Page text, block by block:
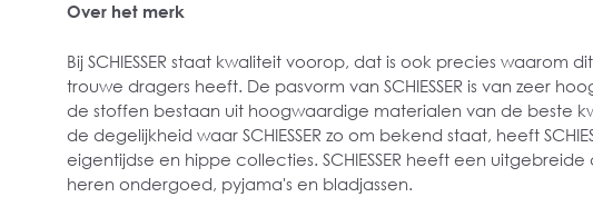
Over het merk
Bij SCHIESSER staat kwaliteit voorop, dat is ook precies waarom
trouwe dragers heeft. De pasvorm van SCHIESSER is van zeer
de stoffen bestaan uit hoogwaardige materialen van de beste
de degelijkheid waar SCHIESSER zo om bekend staat, heeft
eigentijdse en hippe collecties. SCHIESSER heeft een
heren ondergoed, pyjama's en bladjassen.